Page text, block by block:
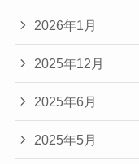
2026年1月
2025年12月
2025年6月
2025年5月